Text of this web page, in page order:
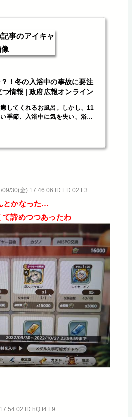
！冬の入浴中の事故に要注
情報 | 政府広報オンライン
してくれるお風呂。しかし、11
季節、入浴中に気を失い、浴槽
くなる方は、交通事故で亡くな
09/30(金) 17:46:06 ID:ED.02.L3
とかなった…
諦めつつあったわ
ID:hQ.t4.L9